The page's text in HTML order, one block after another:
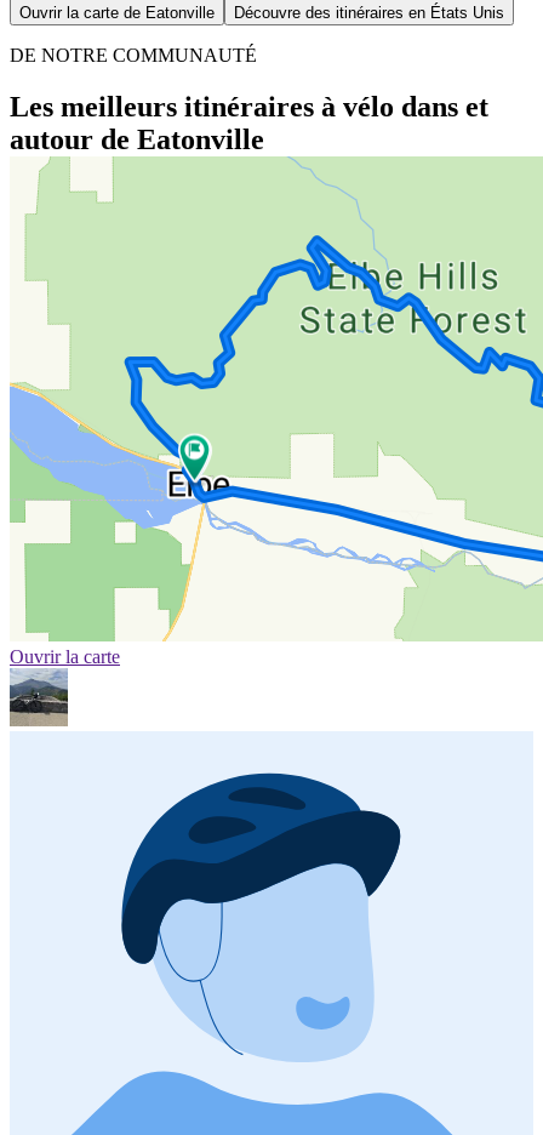
Ouvrir la carte de Eatonville Découvre des itinéraires en États Unis
DE NOTRE COMMUNAUTÉ
Les meilleurs itinéraires à vélo dans et
autour de Eatonville
Ouvrir la carte